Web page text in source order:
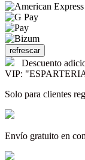
Descuento
VIP:
Solo para clientes
Envío gratuito en